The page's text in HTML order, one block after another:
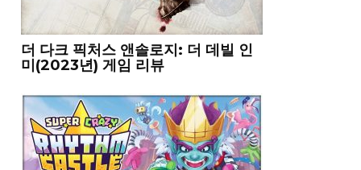
더 다크 픽처스 앤솔로지: 더 데빌 인
미(2023년) 게임 리뷰